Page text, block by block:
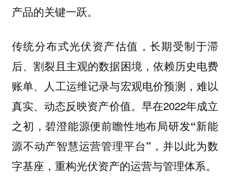
产品的关键一跃。
传统分布式光伏资产估值，长期受制于滞
后、割裂且主观的数据困境，依赖历史电费
账单、人工运维记录与宏观电价预测，难以
真实、动态反映资产价值。早在2022年成立
之初， 碧澄能源便前瞻性地布局研发“新能
源不动产智慧运营管理平台”，并以此为数
字基座，重构光伏资产的运营与管理体系。